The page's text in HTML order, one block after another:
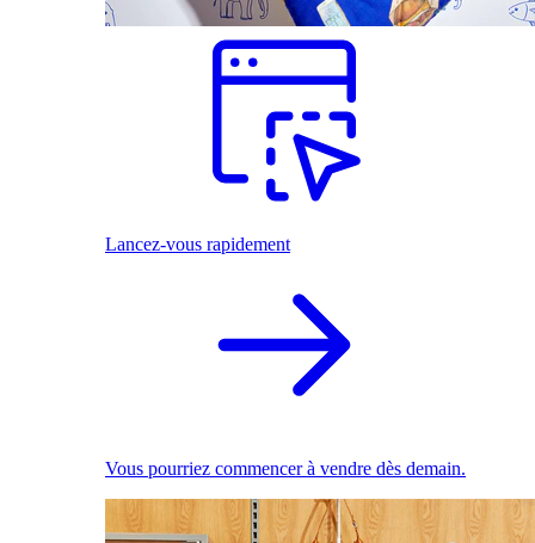
Lancez-vous rapidement
Vous pourriez commencer à vendre dès demain.